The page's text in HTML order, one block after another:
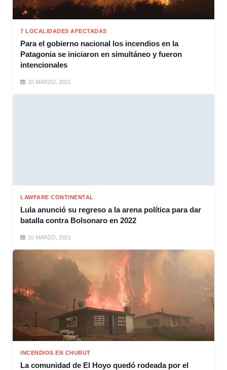
7 LOCALIDADES AFECTADAS
Para el gobierno nacional los incendios en la
Patagonia se iniciaron en simultáneo y fueron
intencionales
10 MARZO, 2021
LAWFARE CONTINENTAL
Lula anunció su regreso a la arena política para dar
batalla contra Bolsonaro en 2022
10 MARZO, 2021
INCENDIOS EN CHUBUT
La comunidad de El Hoyo quedó rodeada por el